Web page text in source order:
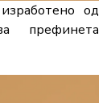
од
префинета